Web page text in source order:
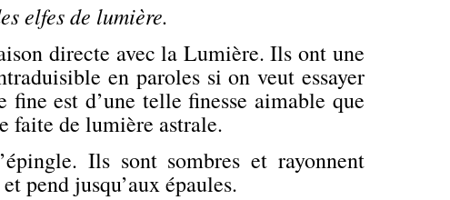
elfes de lumière.
directe avec la Lumière. Ils ont une
en paroles si on veut essayer
est d’une telle finesse aimable que
faite de lumière astrale.
Ils sont sombres et rayonnent
pend jusqu’aux épaules.